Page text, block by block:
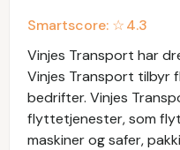
Smartscore: ☆4.3
Vinjes Transport har
Vinjes Transport
bedrifter. Vinjes
flyttetjenester, som
maskiner og safer,